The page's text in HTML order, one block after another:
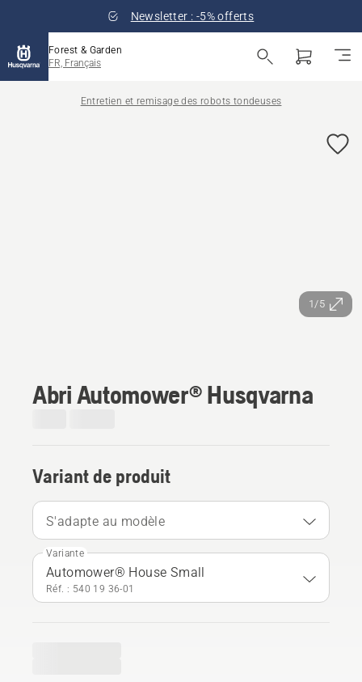
Newsletter : -5% offerts
Forest & Garden
FR, Français
Entretien et remisage des robots tondeuses
1/5
Abri Automower® Husqvarna
Variant de produit
S'adapte au modèle
Variante
Automower® House Small
Réf. : 540 19 36‑01